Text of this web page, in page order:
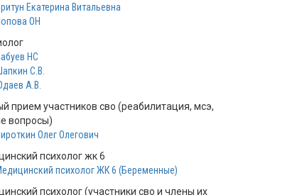
Екатерина Витальевна
ОН
НС
С.В.
А.В.
прием участников сво (реабилитация, мсэ,
вопросы)
Олег Олегович
психолог жк 6
психолог ЖК 6 (Беременные)
психолог (участники сво и члены их